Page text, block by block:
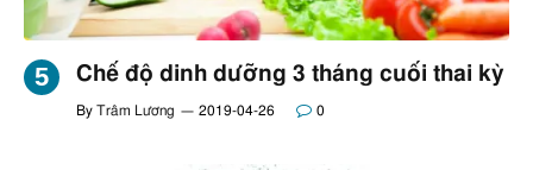
Chế độ dinh dưỡng 3 tháng cuối thai kỳ
By Trâm Lương 2019-04-26 0